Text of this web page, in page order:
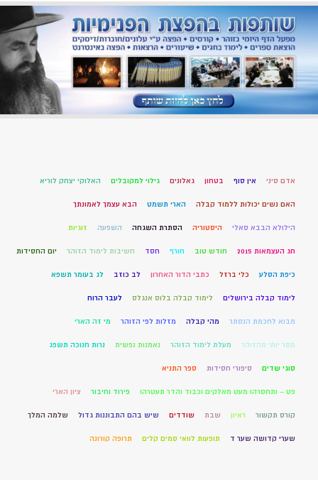
אדם סיני אין סוף בטחון גאלונים גילוי למקובלים האלוקי יצחק לוריא
האם נשים יכולות ללמוד קבלה הארי תשמט הבא עצמך לאמונתך
הילולא הבבא סאלי היסטוריה הסתרת השגחה השפעה זוגיות
חג העצמאות 2015 חודש טוב חורף חסד חשיבות לימוד הזוהר יום החסידות
כיפת הסלע כלי ברזל כתבי הדור האחרון לב כוזב לג בעומר תשפא
לימוד קבלה בירושלים לימוד קבלה בלוס אנגלס לעבר הרוח
מבוא לחכמת הנסתר מהי קבלה מזלות לפי הזוהר מי זה הארי
מסר יומי מהזוהר מעלת לימוד הזוהר נאמנות נפשית נרות חנוכה תשפג
סוגי שדים סיפורי חסידות ספר התניא
פט – ותחסרהו מעט מאלקים וכבוד והדר תעטרהו פירוד וחיבור ציון הארי
קורס תקשור ראיון שבת שודדים שיש בהם התבוננות גדול שלמה המלך
שערי קדושה שער ד תופעות לוואי סמים קלים תרופה קורונה